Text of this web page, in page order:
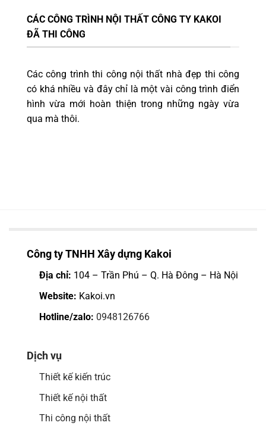
CÁC CÔNG TRÌNH NỘI THẤT CÔNG TY KAKOI
ĐÃ THI CÔNG
Các công trình thi công nội thất nhà đẹp thi công
có khá nhiều và đây chỉ là một vài công trình điển
hình vừa mới hoàn thiện trong những ngày vừa
qua mà thôi.
Công ty TNHH Xây dựng Kakoi
Địa chỉ: 104 – Trần Phú – Q. Hà Đông – Hà Nội
Website: Kakoi.vn
Hotline/zalo: 0948126766
Dịch vụ
Thiết kế kiến trúc
Thiết kế nội thất
Thi công nội thất